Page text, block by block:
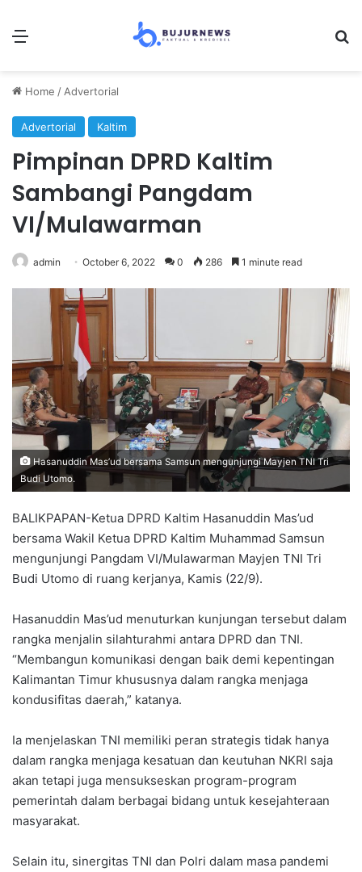
Home / Advertorial
Advertorial Kaltim
Pimpinan DPRD Kaltim
Sambangi Pangdam
VI/Mulawarman
admin October 6, 2022 0 286 1 minute read
Hasanuddin Mas’ud bersama Samsun mengunjungi Mayjen TNI Tri
Budi Utomo.
BALIKPAPAN-Ketua DPRD Kaltim Hasanuddin Mas’ud
bersama Wakil Ketua DPRD Kaltim Muhammad Samsun
mengunjungi Pangdam VI/Mulawarman Mayjen TNI Tri
Budi Utomo di ruang kerjanya, Kamis (22/9).
Hasanuddin Mas’ud menuturkan kunjungan tersebut dalam
rangka menjalin silahturahmi antara DPRD dan TNI.
“Membangun komunikasi dengan baik demi kepentingan
Kalimantan Timur khususnya dalam rangka menjaga
kondusifitas daerah,” katanya.
Ia menjelaskan TNI memiliki peran strategis tidak hanya
dalam rangka menjaga kesatuan dan keutuhan NKRI saja
akan tetapi juga mensukseskan program-program
pemerintah dalam berbagai bidang untuk kesejahteraan
masyarakat.
Selain itu, sinergitas TNI dan Polri dalam masa pandemi